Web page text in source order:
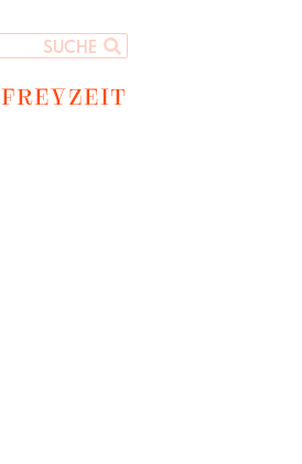
FREYZEIT